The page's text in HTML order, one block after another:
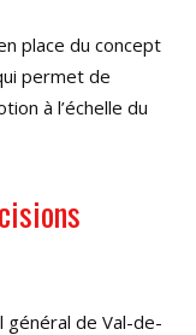
place du concept
permet de
à l’échelle du
général de Val-de-